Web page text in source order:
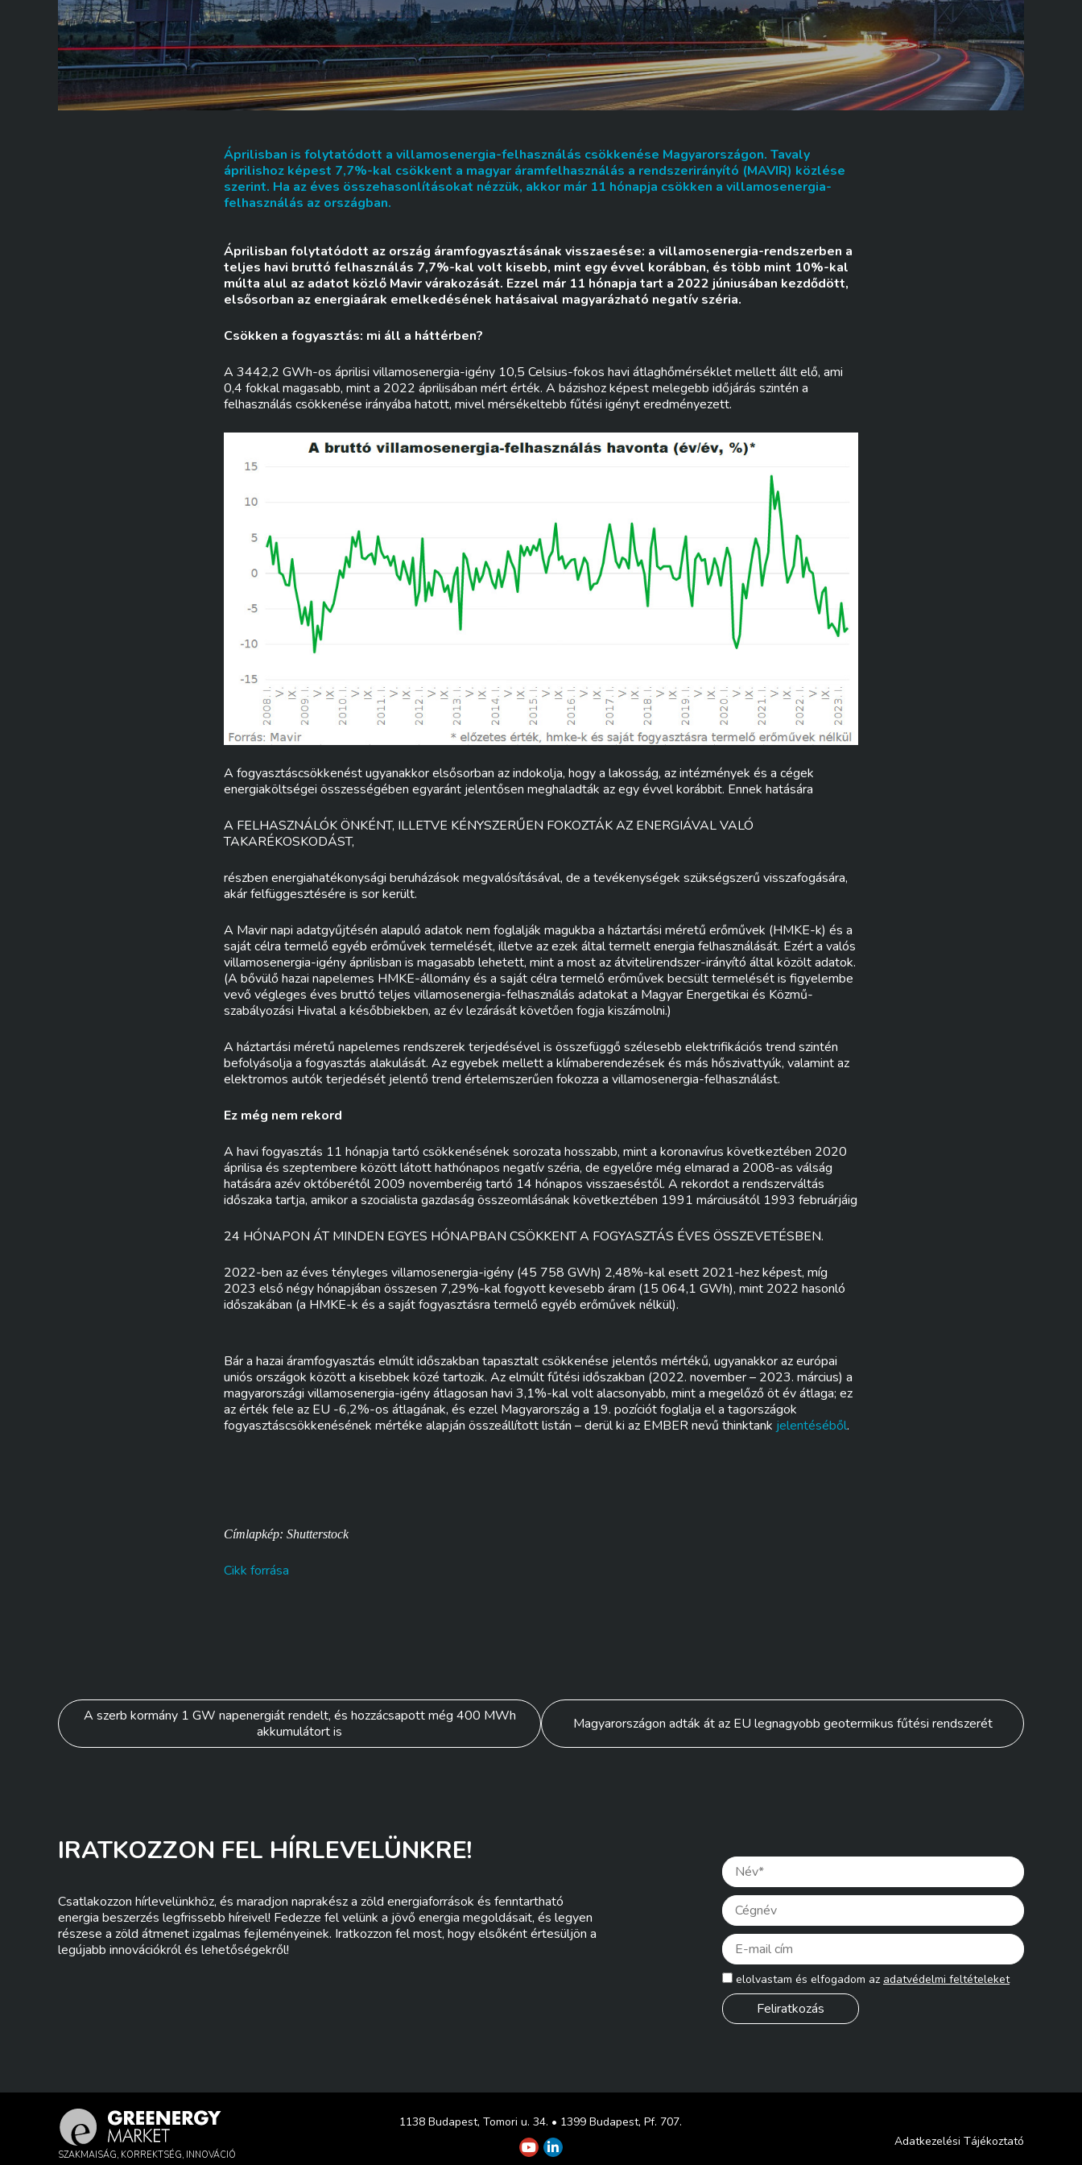
Áprilisban is folytatódott a villamosenergia-felhasználás csökkenése Magyarországon. Tavaly
áprilishoz képest 7,7%-kal csökkent a magyar áramfelhasználás a rendszerirányító (MAVIR) közlése
szerint. Ha az éves összehasonlításokat nézzük, akkor már 11 hónapja csökken a villamosenergia-
felhasználás az országban.
Áprilisban folytatódott az ország áramfogyasztásának visszaesése: a villamosenergia-rendszerben a
teljes havi bruttó felhasználás 7,7%-kal volt kisebb, mint egy évvel korábban, és több mint 10%-kal
múlta alul az adatot közlő Mavir várakozását. Ezzel már 11 hónapja tart a 2022 júniusában kezdődött,
elsősorban az energiaárak emelkedésének hatásaival magyarázható negatív széria.
Csökken a fogyasztás: mi áll a háttérben?
A 3442,2 GWh-os áprilisi villamosenergia-igény 10,5 Celsius-fokos havi átlaghőmérséklet mellett állt elő, ami
0,4 fokkal magasabb, mint a 2022 áprilisában mért érték. A bázishoz képest melegebb időjárás szintén a
felhasználás csökkenése irányába hatott, mivel mérsékeltebb fűtési igényt eredményezett.
A fogyasztáscsökkenést ugyanakkor elsősorban az indokolja, hogy a lakosság, az intézmények és a cégek
energiaköltségei összességében egyaránt jelentősen meghaladták az egy évvel korábbit. Ennek hatására
A FELHASZNÁLÓK ÖNKÉNT, ILLETVE KÉNYSZERŰEN FOKOZTÁK AZ ENERGIÁVAL VALÓ
TAKARÉKOSKODÁST,
részben energiahatékonysági beruházások megvalósításával, de a tevékenységek szükségszerű visszafogására,
akár felfüggesztésére is sor került.
A Mavir napi adatgyűjtésén alapuló adatok nem foglalják magukba a háztartási méretű erőművek (HMKE-k) és a
saját célra termelő egyéb erőművek termelését, illetve az ezek által termelt energia felhasználását. Ezért a valós
villamosenergia-igény áprilisban is magasabb lehetett, mint a most az átvitelirendszer-irányító által közölt adatok.
(A bővülő hazai napelemes HMKE-állomány és a saját célra termelő erőművek becsült termelését is figyelembe
vevő végleges éves bruttó teljes villamosenergia-felhasználás adatokat a Magyar Energetikai és Közmű-
szabályozási Hivatal a későbbiekben, az év lezárását követően fogja kiszámolni.)
A háztartási méretű napelemes rendszerek terjedésével is összefüggő szélesebb elektrifikációs trend szintén
befolyásolja a fogyasztás alakulását. Az egyebek mellett a klímaberendezések és más hőszivattyúk, valamint az
elektromos autók terjedését jelentő trend értelemszerűen fokozza a villamosenergia-felhasználást.
Ez még nem rekord
A havi fogyasztás 11 hónapja tartó csökkenésének sorozata hosszabb, mint a koronavírus következtében 2020
áprilisa és szeptembere között látott hathónapos negatív széria, de egyelőre még elmarad a 2008-as válság
hatására azév októberétől 2009 novemberéig tartó 14 hónapos visszaeséstől. A rekordot a rendszerváltás
időszaka tartja, amikor a szocialista gazdaság összeomlásának következtében 1991 márciusától 1993 februárjáig
24 HÓNAPON ÁT MINDEN EGYES HÓNAPBAN CSÖKKENT A FOGYASZTÁS ÉVES ÖSSZEVETÉSBEN.
2022-ben az éves tényleges villamosenergia-igény (45 758 GWh) 2,48%-kal esett 2021-hez képest, míg
2023 első négy hónapjában összesen 7,29%-kal fogyott kevesebb áram (15 064,1 GWh), mint 2022 hasonló
időszakában (a HMKE-k és a saját fogyasztásra termelő egyéb erőművek nélkül).
Bár a hazai áramfogyasztás elmúlt időszakban tapasztalt csökkenése jelentős mértékű, ugyanakkor az európai
uniós országok között a kisebbek közé tartozik. Az elmúlt fűtési időszakban (2022. november – 2023. március) a
magyarországi villamosenergia-igény átlagosan havi 3,1%-kal volt alacsonyabb, mint a megelőző öt év átlaga; ez
az érték fele az EU -6,2%-os átlagának, és ezzel Magyarország a 19. pozíciót foglalja el a tagországok
fogyasztáscsökkenésének mértéke alapján összeállított listán – derül ki az EMBER nevű thinktank jelentéséből.
Címlapkép: Shutterstock
Cikk forrása
Bejegyzés
navigáció
A szerb kormány 1 GW napenergiát rendelt, és hozzácsapott még 400 MWh
akkumulátort is
Magyarországon adták át az EU legnagyobb geotermikus fűtési rendszerét
IRATKOZZON FEL HÍRLEVELÜNKRE!
Csatlakozzon hírlevelünkhöz, és maradjon naprakész a zöld energiaforrások és fenntartható
energia beszerzés legfrissebb híreivel! Fedezze fel velünk a jövő energia megoldásait, és legyen
részese a zöld átmenet izgalmas fejleményeinek. Iratkozzon fel most, hogy elsőként értesüljön a
legújabb innovációkról és lehetőségekről!
Please
elolvastam és elfogadom az adatvédelmi feltételeket
SZAKMAISÁG, KORREKTSÉG, INNOVÁCIÓ
1138 Budapest, Tomori u. 34. • 1399 Budapest, Pf. 707.
Adatkezelési Tájékoztató